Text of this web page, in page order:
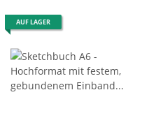
AUF LAGER